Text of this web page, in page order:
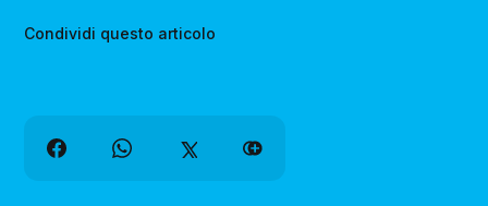
Condividi questo articolo